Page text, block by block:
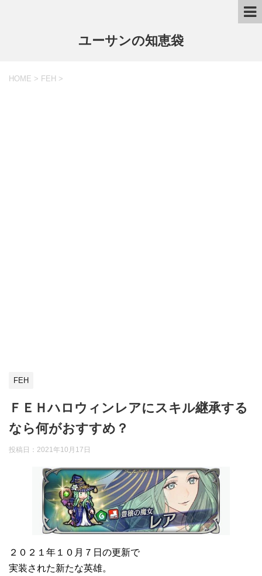
ユーサンの知恵袋
HOME > FEH >
FEH
ＦＥＨハロウィンレアにスキル継承する
なら何がおすすめ？
投稿日： 2021年10月17日
２０２１年１０月７日の更新で
実装された新たな英雄。